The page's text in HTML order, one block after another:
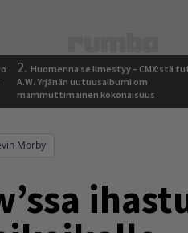
2. Huomenna se ilmestyy – CMX:stä
A.W. Yrjänän uutuusalbumi om
mammuttimainen kokonaisuus
Morby